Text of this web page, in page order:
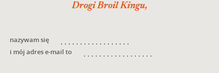
Drogi Broil Kingu,
nazywam się
i mój adres e-mail to